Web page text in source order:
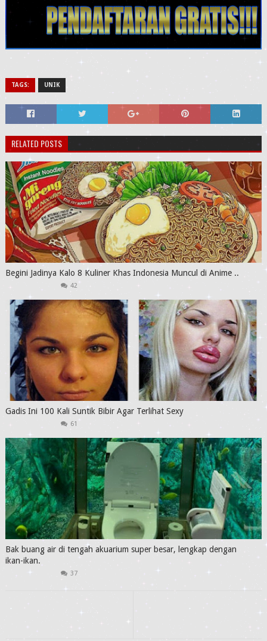
TAGS: UNIK
RELATED POSTS
Begini Jadinya Kalo 8 Kuliner Khas Indonesia Muncul di Anime ..
42
Gadis Ini 100 Kali Suntik Bibir Agar Terlihat Sexy
61
Bak buang air di tengah akuarium super besar, lengkap dengan
ikan-ikan.
37